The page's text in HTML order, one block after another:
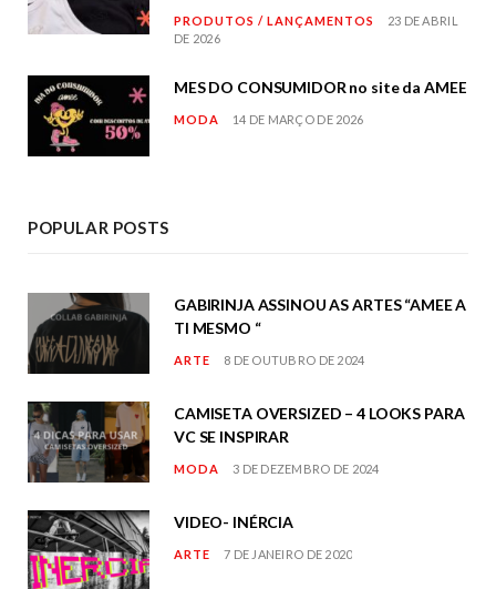
PRODUTOS / LANÇAMENTOS
23 DE ABRIL
DE 2026
MES DO CONSUMIDOR no site da AMEE
MODA 14 DE MARÇO DE 2026
POPULAR POSTS
GABIRINJA ASSINOU AS ARTES “AMEE A
TI MESMO “
ARTE 8 DE OUTUBRO DE 2024
CAMISETA OVERSIZED – 4 LOOKS PARA
VC SE INSPIRAR
MODA 3 DE DEZEMBRO DE 2024
VIDEO- INÉRCIA
ARTE 7 DE JANEIRO DE 2020